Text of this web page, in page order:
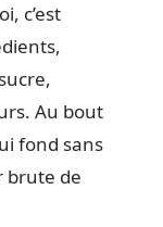
c’est
Au bout
fond sans
brute de